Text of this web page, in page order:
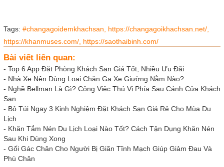
Tags: #changagoidemkhachsan, https://changagoikhachsan.net/,
https://khanmuses.com/, https://saothaibinh.com/
Bài viết liên quan:
- Top 6 App Đặt Phòng Khách Sạn Giá Tốt, Nhiều Ưu Đãi
- Nhà Xe Nên Dùng Loại Chăn Ga Xe Giường Nằm Nào?
- Nghề Bellman Là Gì? Công Việc Thú Vị Phía Sau Cánh Cửa Khách
Sạn
- Bỏ Túi Ngay 3 Kinh Nghiệm Đặt Khách Sạn Giá Rẻ Cho Mùa Du
Lịch
- Khăn Tắm Nén Du Lịch Loại Nào Tốt? Cách Tận Dụng Khăn Nén
Sau Khi Dùng Xong
- Gối Gác Chân Cho Người Bị Giãn Tĩnh Mạch Giúp Giảm Đau Và
Phù Chân